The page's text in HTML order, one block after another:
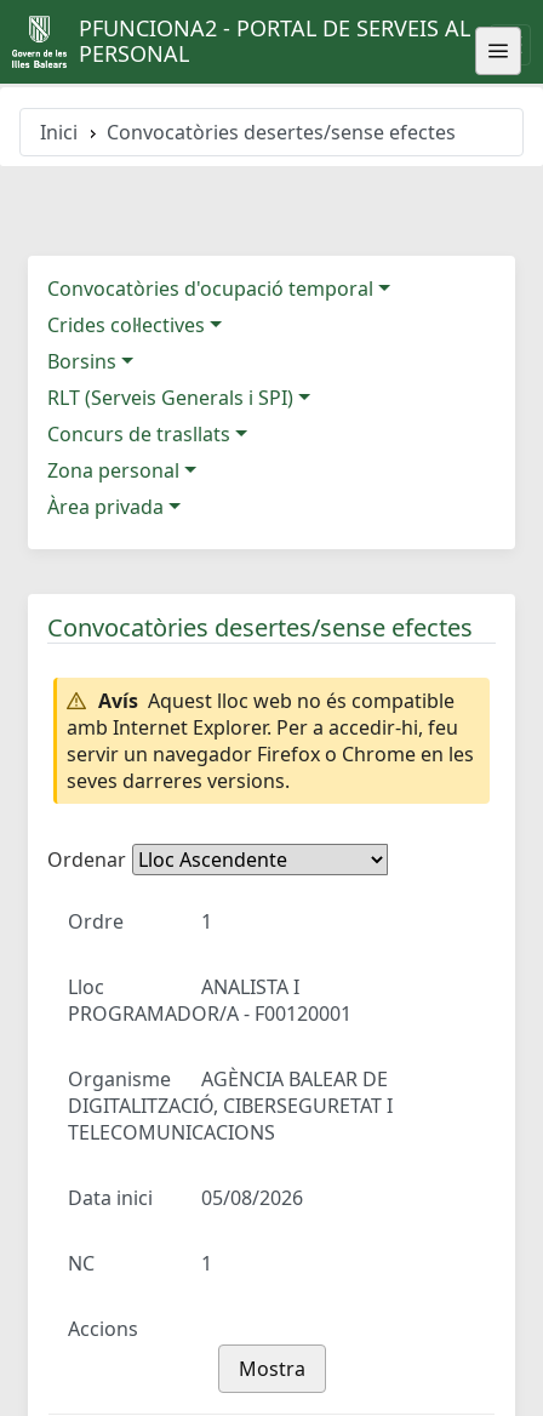
PFUNCIONA2 - PORTAL DE SERVEIS AL
PERSONAL
Inici Convocatòries desertes/sense efectes
Convocatòries d'ocupació temporal
Crides col·lectives
Borsins
RLT (Serveis Generals i SPI)
Concurs de trasllats
Zona personal
Àrea privada
Convocatòries desertes/sense efectes
Avís Aquest lloc web no és compatible
amb Internet Explorer. Per a accedir-hi, feu
servir un navegador Firefox o Chrome en les
seves darreres versions.
Ordenar
Ordre 1
Lloc
ANALISTA I
PROGRAMADOR/A - F00120001
Organisme
AGÈNCIA BALEAR DE
DIGITALITZACIÓ, CIBERSEGURETAT I
TELECOMUNICACIONS
Data inici 05/08/2026
NC 1
Accions
Mostra